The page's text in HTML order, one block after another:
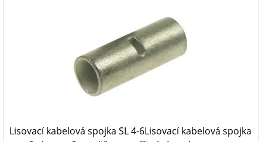
Lisovací kabelová spojka SL 4-6Lisovací kabelová spojka